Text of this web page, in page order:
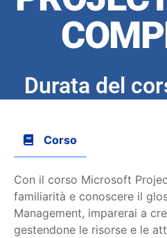
Durata del
Corso
Con il corso Microsoft
familiarità e conoscere il
Management, imparerai a
gestendone le risorse e le